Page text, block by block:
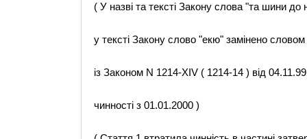
( У назві та тексті Закону слова "та шини
у тексті Закону слово "екю" замінено словом
із Законом N 1214-XIV ( 1214-14 ) від
чинності з 01.01.2000 )